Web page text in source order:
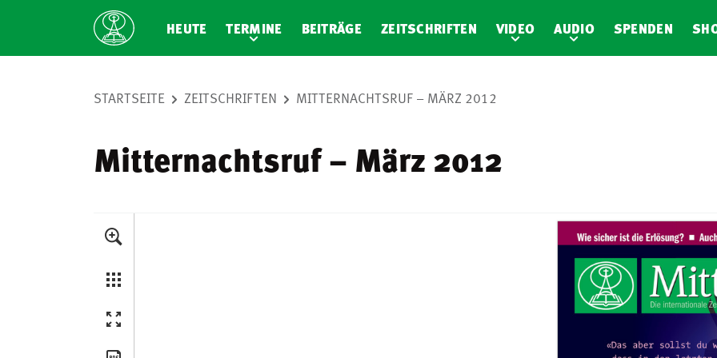
HEUTE TERMINE BEITRÄGE ZEITSCHRIFTEN VIDEO AUDIO SPENDEN
STARTSEITE ZEITSCHRIFTEN MITTERNACHTSRUF – MÄRZ 2012
Mitternachtsruf – März 2012